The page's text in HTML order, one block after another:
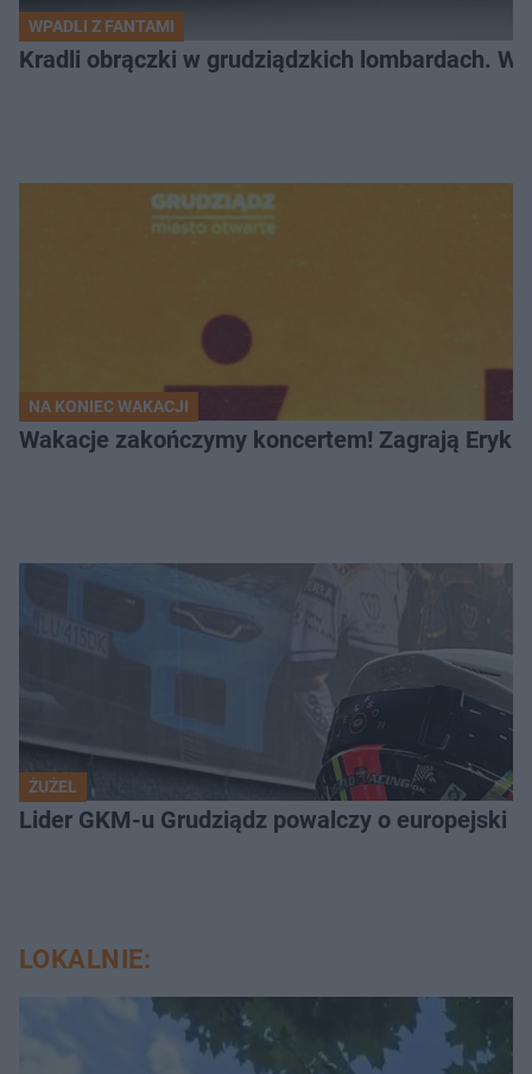
WPADLI Z FANTAMI
Kradli obrączki w grudziądzkich lombardach.
NA KONIEC WAKACJI
Wakacje zakończymy koncertem! Zagrają Eryk
ŻUŻEL
Lider GKM-u Grudziądz powalczy o europejski
LOKALNIE: